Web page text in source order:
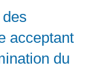
acceptant
du